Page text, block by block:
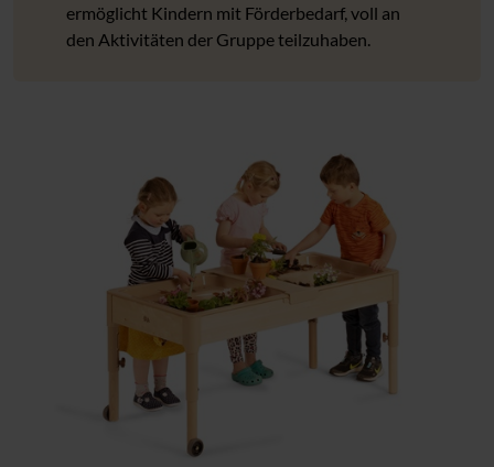
ermöglicht Kindern mit Förderbedarf, voll an
den Aktivitäten der Gruppe teilzuhaben.